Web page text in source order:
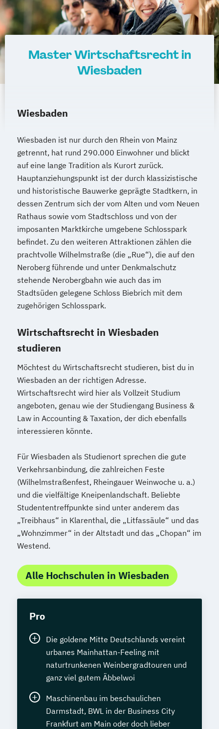
Master Wirtschaftsrecht in
Wiesbaden
Wiesbaden
Wiesbaden ist nur durch den Rhein von Mainz
getrennt, hat rund 290.000 Einwohner und blickt
auf eine lange Tradition als Kurort zurück.
Hauptanziehungspunkt ist der durch klassizistische
und historistische Bauwerke geprägte Stadtkern, in
dessen Zentrum sich der vom Alten und vom Neuen
Rathaus sowie vom Stadtschloss und von der
imposanten Marktkirche umgebene Schlosspark
befindet. Zu den weiteren Attraktionen zählen die
prachtvolle Wilhelmstraße (die „Rue“), die auf den
Neroberg führende und unter Denkmalschutz
stehende Nerobergbahn wie auch das im
Stadtsüden gelegene Schloss Biebrich mit dem
zugehörigen Schlosspark.
Wirtschaftsrecht in Wiesbaden
studieren
Möchtest du Wirtschaftsrecht studieren, bist du in
Wiesbaden an der richtigen Adresse.
Wirtschaftsrecht wird hier als Vollzeit Studium
angeboten, genau wie der Studiengang Business &
Law in Accounting & Taxation, der dich ebenfalls
interessieren könnte.
Für Wiesbaden als Studienort sprechen die gute
Verkehrsanbindung, die zahlreichen Feste
(Wilhelmstraßenfest, Rheingauer Weinwoche u. a.)
und die vielfältige Kneipenlandschaft. Beliebte
Studententreffpunkte sind unter anderem das
„Treibhaus“ in Klarenthal, die „Litfassäule“ und das
„Wohnzimmer“ in der Altstadt und das „Chopan“ im
Westend.
Alle Hochschulen in Wiesbaden
Pro
Die goldene Mitte Deutschlands vereint
urbanes Mainhattan-Feeling mit
naturtrunkenen Weinbergradtouren und
ganz viel gutem Äbbelwoi
Maschinenbau im beschaulichen
Darmstadt, BWL in der Business City
Frankfurt am Main oder doch lieber